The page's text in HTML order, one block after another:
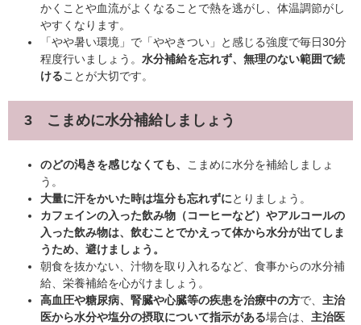
かくことや血流がよくなることで熱を逃がし、体温調節がし
やすくなります。
「やや暑い環境」で「ややきつい」と感じる強度で毎日30分
程度行いましょう。 水分補給を忘れず、無理のない範囲で続
けることが大切です。
3 こまめに水分補給しましょう
のどの渇きを感じなくても、
こまめに水分を補給しましょ
う。
大量に汗をかいた時は塩分も忘れずにとりましょう。
カフェインの入った飲み物（コーヒーなど）やアルコールの
入った飲み物は、飲むことでかえって体から水分が出てしま
うため、避けましょう。
朝食を抜かない、汁物を取り入れるなど、食事からの水分補
給、栄養補給を心がけましょう。
高血圧や糖尿病、腎臓や心臓等の疾患を治療中の方で、 主治
医から水分や塩分の摂取について指示がある場合は、 主治医